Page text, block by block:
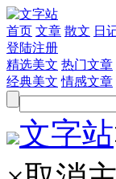
首页 文章 散文 日
登陆注册
精选美文 热门文章
经典美文 情感文章
文字站